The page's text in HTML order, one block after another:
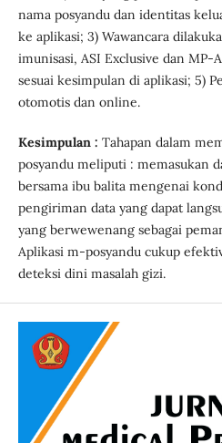
nama posyandu dan identitas
ke aplikasi; 3) Wawancara
imunisasi, ASI Exclusive dan MP-
sesuai kesimpulan di aplikasi; 5)
otomotis dan online.
Kesimpulan : Tahapan dalam
posyandu meliputi : memasukan
bersama ibu balita mengenai
pengiriman data yang dapat
yang berwewenang sebagai
Aplikasi m-posyandu cukup
deteksi dini masalah gizi.